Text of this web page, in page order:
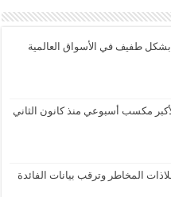
بشكل طفيف في الأسواق العالمية
مكسب أسبوعي منذ كانون الثاني
المخاطر وترقب بيانات الفائدة